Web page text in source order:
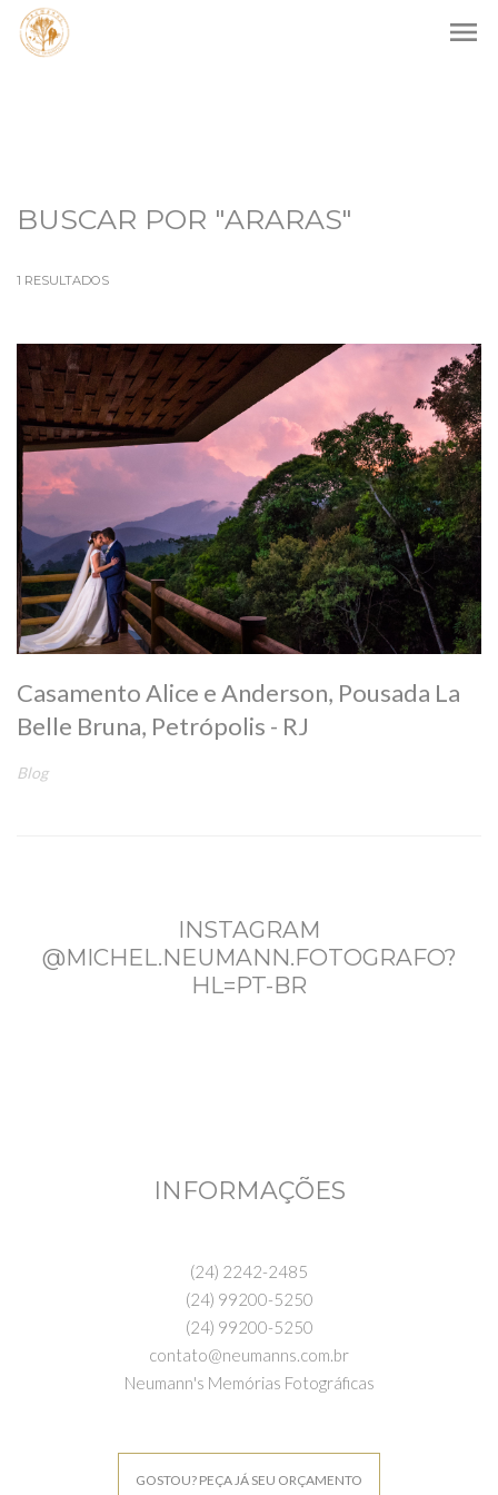
menu
BUSCAR POR "ARARAS"
1 RESULTADOS
Casamento Alice e Anderson, Pousada La
Belle Bruna, Petrópolis - RJ
Blog
INSTAGRAM
@MICHEL.NEUMANN.FOTOGRAFO?
HL=PT-BR
INFORMAÇÕES
(24) 2242-2485
(24) 99200-5250
(24) 99200-5250
contato@neumanns.com.br
Neumann's Memórias Fotográficas
GOSTOU? PEÇA JÁ SEU ORÇAMENTO